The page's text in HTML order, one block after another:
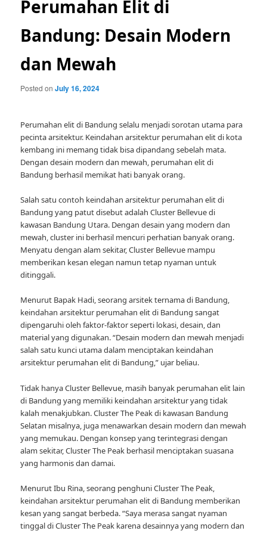
Perumahan Elit di
Bandung: Desain Modern
dan Mewah
Posted onJuly 16, 2024
Perumahan elit di Bandung selalu menjadi sorotan utama para
pecinta arsitektur. Keindahan arsitektur perumahan elit di kota
kembang ini memang tidak bisa dipandang sebelah mata.
Dengan desain modern dan mewah, perumahan elit di
Bandung berhasil memikat hati banyak orang.
Salah satu contoh keindahan arsitektur perumahan elit di
Bandung yang patut disebut adalah Cluster Bellevue di
kawasan Bandung Utara. Dengan desain yang modern dan
mewah, cluster ini berhasil mencuri perhatian banyak orang.
Menyatu dengan alam sekitar, Cluster Bellevue mampu
memberikan kesan elegan namun tetap nyaman untuk
ditinggali.
Menurut Bapak Hadi, seorang arsitek ternama di Bandung,
keindahan arsitektur perumahan elit di Bandung sangat
dipengaruhi oleh faktor-faktor seperti lokasi, desain, dan
material yang digunakan. “Desain modern dan mewah menjadi
salah satu kunci utama dalam menciptakan keindahan
arsitektur perumahan elit di Bandung,” ujar beliau.
Tidak hanya Cluster Bellevue, masih banyak perumahan elit lain
di Bandung yang memiliki keindahan arsitektur yang tidak
kalah menakjubkan. Cluster The Peak di kawasan Bandung
Selatan misalnya, juga menawarkan desain modern dan mewah
yang memukau. Dengan konsep yang terintegrasi dengan
alam sekitar, Cluster The Peak berhasil menciptakan suasana
yang harmonis dan damai.
Menurut Ibu Rina, seorang penghuni Cluster The Peak,
keindahan arsitektur perumahan elit di Bandung memberikan
kesan yang sangat berbeda. “Saya merasa sangat nyaman
tinggal di Cluster The Peak karena desainnya yang modern dan